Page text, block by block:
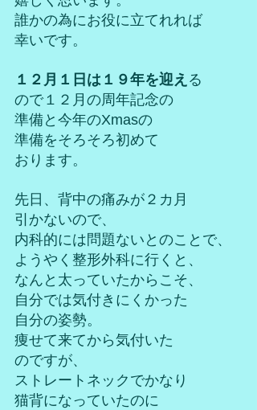
誰かの為にお役に立てれれば
幸いです。
１２月１日は１９年を迎え る
ので１２月の周年記念の
準備と今年のXmasの
準備をそろそろ初めて
おります。
先日、背中の痛みが２カ月
引かないので、
内科的には問題ないとのことで、
ようやく整形外科に行くと、
なんと太っていたからこそ、
自分では気付きにくかった
自分の姿勢。
痩せて来てから気付いた
のですが、
ストレートネックでかなり
猫背になっていたのに